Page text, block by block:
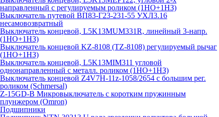
направленный с регулируемым роликом (1НО+1НЗ)
Выключатель путевой ВП83-Г23-231-55 УХЛ3.16
несамовозвратный
Выключатель концевой, L5K13MUM331R, линейный 3-напр.
(1НО+1НЗ)
Выключатель концевой KZ-8108 (TZ-8108) регулируемый рычаг
(1НО+1НЗ)
Выключатель концевой, L5K13MIM311 угловой
однонаправленный с металл. роликом (1НО+1НЗ)
Выключатель концевой Z4V7H-11z-1058/2654 с большим рег.
роликом (Schmersal)
Z-15GD-B Микровыключатель с коротким пружинным
плунжером (Omron)
Подшипники